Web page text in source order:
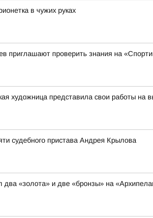
в чужих руках
приглашают проверить знания на
художница представила свои работы на
судебного пристава Андрея Крылова
два «золота» и две «бронзы» на